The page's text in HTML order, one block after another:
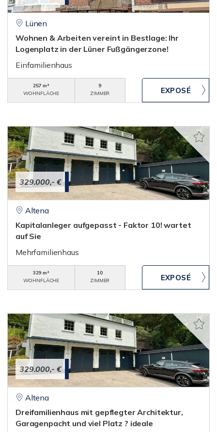
Lünen
Wohnen & Arbeiten vereint in Bestlage: Ihr
Logenplatz in der Lüner Fußgängerzone!
Einfamilienhaus
257 m²
WOHNFLÄCHE
9
ZIMMER
329.000,- €
Altena
Kapitalanleger aufgepasst - Faktor 10! wartet
auf Sie
Mehrfamilienhaus
329 m²
WOHNFLÄCHE
10
ZIMMER
329.000,- €
Altena
Dreifamilienhaus mit gepflegter Architektur,
Garagenpacht und viel Platz ? ideale